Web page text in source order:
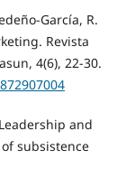
García, R.
Revista
4(6), 22-30.
and
subsistence